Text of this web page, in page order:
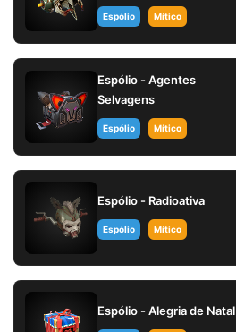
Espólio Mítico
Espólio - Agentes
Selvagens
Espólio Mítico
Espólio - Radioativa
Espólio Mítico
Espólio - Alegria de Natal